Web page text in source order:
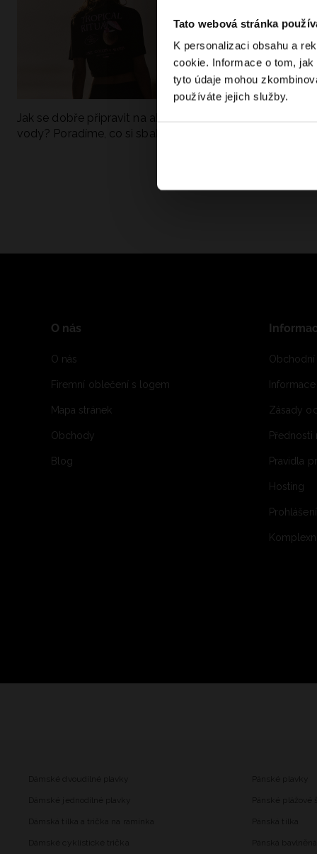
Tato webová stránka
K personalizaci obsahu a
cookie. Informace o tom,
tyto údaje mohou
používáte jejich služby.
Jak se dobře připravit na aktivní den u
vody? Poradíme, co si sbalit
O nás
O nás
Firemní oblečení s logem
Mapa stránek
Obchody
Blog
Zásady
Přednosti
Pravidla
Hosting